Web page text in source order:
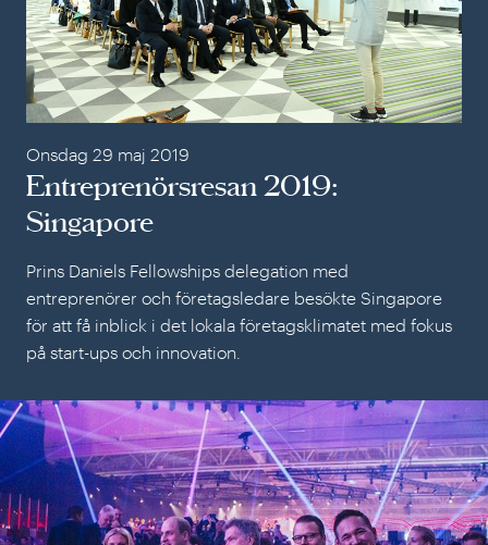
Onsdag 29 maj 2019
Entreprenörsresan 2019:
Singapore
Prins Daniels Fellowships delegation med
entreprenörer och företagsledare besökte Singapore
för att få inblick i det lokala företagsklimatet med fokus
på start-ups och innovation.